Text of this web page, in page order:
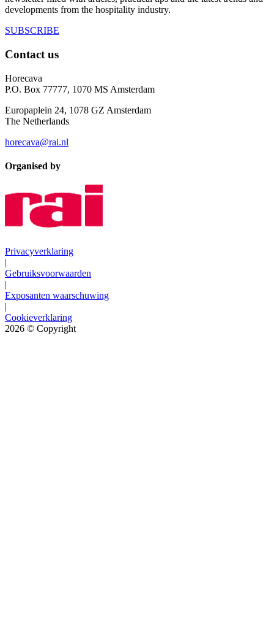
developments from the hospitality industry.
SUBSCRIBE
Contact us
Horecava
P.O. Box 77777, 1070 MS Amsterdam
Europaplein 24, 1078 GZ Amsterdam
The Netherlands
horecava@rai.nl
Organised by
Privacyverklaring
|
Gebruiksvoorwaarden
|
Exposanten waarschuwing
|
Cookieverklaring
2026 © Copyright